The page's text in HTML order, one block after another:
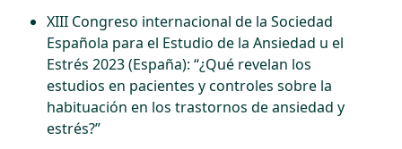
XIII Congreso internacional de la Sociedad
Española para el Estudio de la Ansiedad u el
Estrés 2023 (España): “¿Qué revelan los
estudios en pacientes y controles sobre la
habituación en los trastornos de ansiedad y
estrés?”